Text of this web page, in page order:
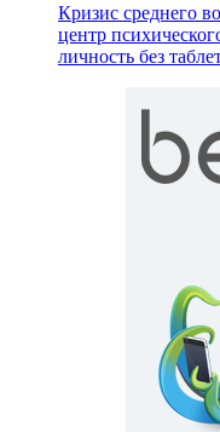
Кризис среднего
центр
личность без